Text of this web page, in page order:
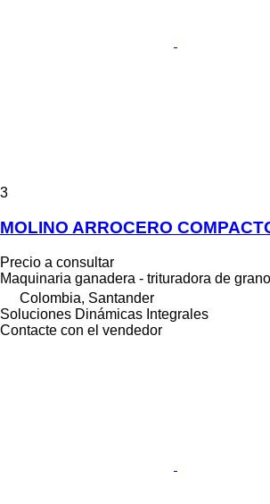
3
MOLINO ARROCERO
Precio a consultar
Maquinaria ganadera - trituradora de grano
Colombia, Santander
Soluciones Dinámicas Integrales
Contacte con el vendedor